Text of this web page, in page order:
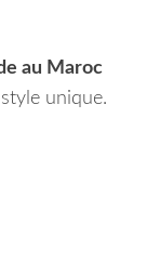
au Maroc
unique.